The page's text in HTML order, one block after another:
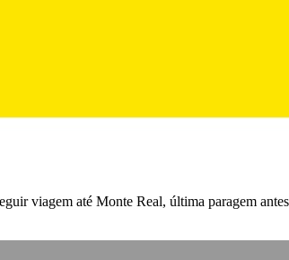
viagem até Monte Real, última paragem